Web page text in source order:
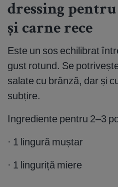
dressing
și carne rece
Este un sos echilibrat
gust rotund. Se
salate cu brânză, dar și
subțire.
Ingrediente pentru 2–3
· 1 lingură muștar
· 1 linguriță miere